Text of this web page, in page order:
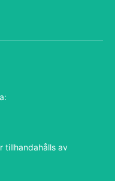
tillhandahålls av